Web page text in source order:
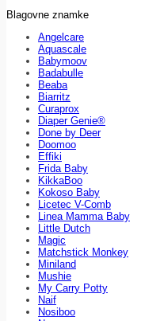
Blagovne znamke
Angelcare
Aquascale
Babymoov
Badabulle
Beaba
Biarritz
Curaprox
Diaper Genie®
Done by Deer
Doomoo
Effiki
Frida Baby
KikkaBoo
Kokoso Baby
Licetec V-Comb
Linea Mamma Baby
Little Dutch
Magic
Matchstick Monkey
Miniland
Mushie
My Carry Potty
Naif
Nosiboo